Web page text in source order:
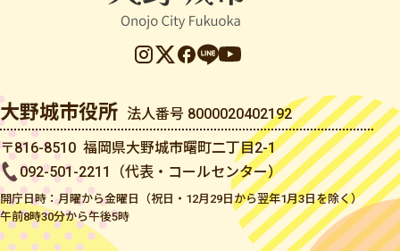
大野城市役所 法人番号 8000020402192
〒816-8510 福岡県大野城市曙町二丁目2-1
092-501-2211（代表・コールセンター）
開庁日時：月曜から金曜日（祝日・12月29日から翌年1月3日を除く）
午前8時30分から午後5時